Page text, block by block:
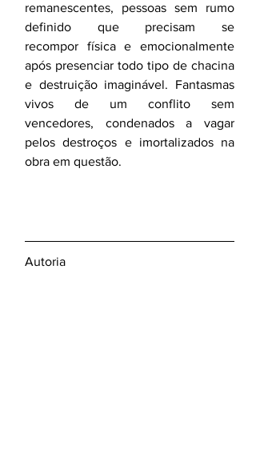
remanescentes, pessoas sem rumo
definido que precisam se
recompor física e emocionalmente
após presenciar todo tipo de chacina
e destruição imaginável. Fantasmas
vivos de um conflito sem
vencedores, condenados a vagar
pelos destroços e imortalizados na
obra em questão.
Autoria